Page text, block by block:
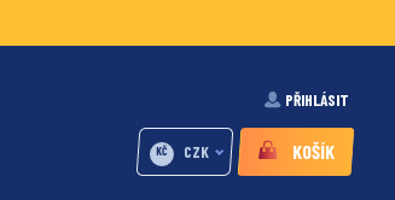
PŘIHLÁSIT
KČ CZK KOŠÍK